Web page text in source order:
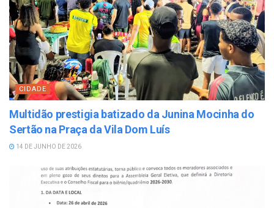
CIDADE
Multidão prestigia batizado da Junina Mocinha do
Sertão na Praça da Vila Dom Luís
14 DE JUNHO DE 2026